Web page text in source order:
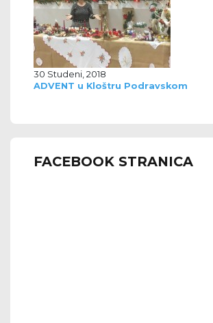
30 Studeni, 2018
ADVENT u Kloštru Podravskom
FACEBOOK STRANICA